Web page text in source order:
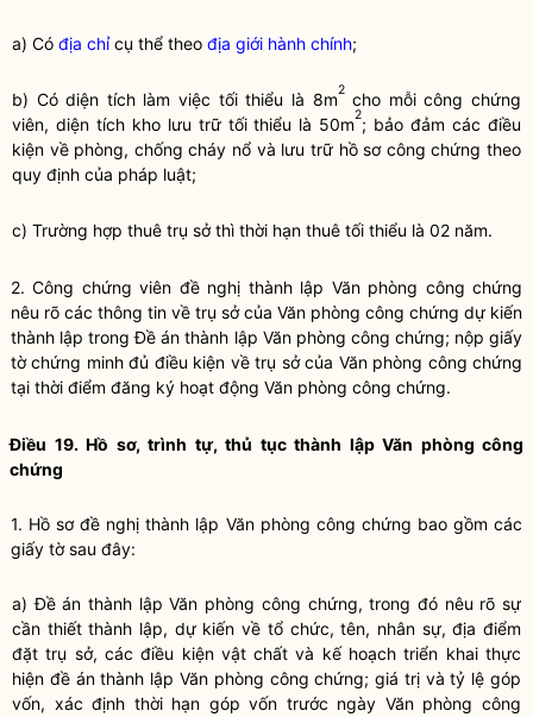
a) Có địa chỉcụ thể theo địa giới hành chính;
b) Có diện tích làm việc tối thiểu là 8m2cho mỗicông chứng
viên, diện tích kho lưu trữ tối thiểu là 50m2; bảo đảm các điều
kiện về phòng, chống cháy nổ và lưu trữ hồ sơ công chứng theo
quy định của pháp luật;
c) Trường hợp thuê trụ sở thì thời hạn thuê tối thiểu là 02 năm.
2.Công chứng viên đề nghị thành lập Văn phòng công chứng
nêu rõ các thông tin về trụ sở của Văn phòng công chứng dự kiến
thành lập trong Đề án thành lập Văn phòng công chứng; nộp giấy
tờ chứng minh đủ điều kiện về trụ sở của Văn phòng công chứng
tại thời điểm đăng ký hoạt động Văn phòng công chứng.
Điều 19. Hồ sơ, trình tự, thủ tục thành lập Văn phòng công
chứng
1. Hồ sơ đề nghị thành lập Văn phòng công chứng bao gồm các
giấy tờ sau đây:
a) Đề án thành lập Văn phòng công chứng, trong đó nêu rõ sự
cần thiết thành lập, dự kiến về tổ chức, tên, nhân sự, địa điểm
đặt trụ sở, các điều kiện vật chất và kế hoạch triển khai thực
hiện đề án thành lập Văn phòng công chứng; giá trị và tỷ lệ góp
vốn, xác định thời hạn góp vốn trước ngày Văn phòng công